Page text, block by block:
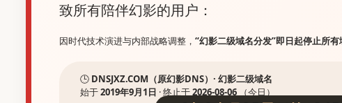
致所有陪伴幻影的用户：
因时代技术演进与内部战略调整， “幻影二级域名分发”即日起停止所
🕒 DNSJXZ.COM（原幻影DNS）· 幻影二级域名
始于2019年9月1日 · 终止于2026-08-06 （今日）